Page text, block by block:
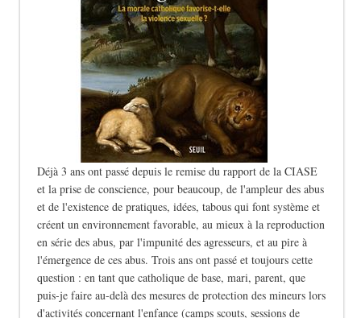
Déjà 3 ans ont passé depuis le remise du rapport de la CIASE
et la prise de conscience, pour beaucoup, de l'ampleur des abus
et de l'existence de pratiques, idées, tabous qui font système et
créent un environnement favorable, au mieux à la reproduction
en série des abus, par l'impunité des agresseurs, et au pire à
l'émergence de ces abus. Trois ans ont passé et toujours cette
question : en tant que catholique de base, mari, parent, que
puis-je faire au-delà des mesures de protection des mineurs lors
d'activités concernant l'enfance (camps scouts, sessions de